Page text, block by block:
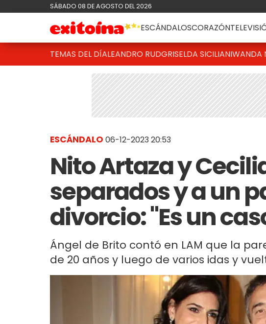
SÁBADO 08 DE AGOSTO DEL 2026
ESCÁNDALOSCORAZÓN
TEMAS DEL DÍALEANDRO RUDGRISELDA SICILIANIWANDA
ESCÁNDALO 06-12-2023 20:53
Nito Artaza y
separados y a un
divorcio: "Es un
Ángel de Brito contó en LAM que la
de 20 años y luego de varios idas y